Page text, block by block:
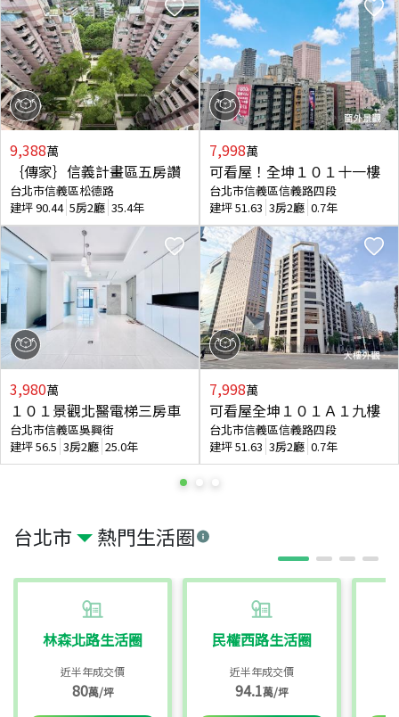
台北市 熱門生活圈
林森北路生活圈
近半年成交價
80萬/坪
民權西路生活圈
近半年成交價
94.1萬/坪
9,388萬
｛傳家｝信義計畫區五房讚
台北市信義區松德路
建坪90.44 5房2廳 35.4年
3,980萬
１０１景觀北醫電梯三房車
台北市信義區吳興街
建坪56.5 3房2廳 25.0年
7,998萬
可看屋！全坤１０１十一樓
台北市信義區信義路四段
建坪51.63 3房2廳 0.7年
7,998萬
可看屋全坤１０１Ａ１九樓
台北市信義區信義路四段
建坪51.63 3房2廳 0.7年